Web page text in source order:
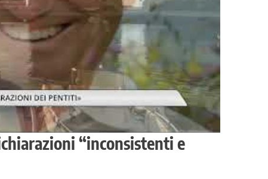
“inconsistenti e